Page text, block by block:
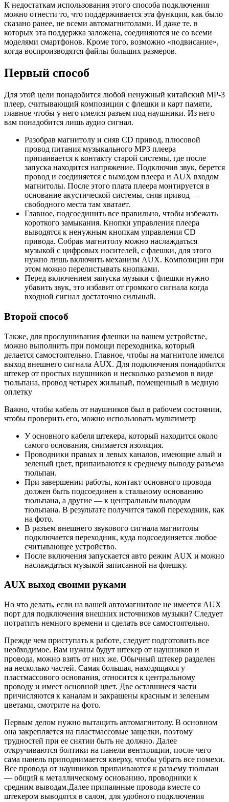
К недостаткам использования этого способа подключения
можно отнести то, что поддерживается эта функция, как было
сказано ранее, не всеми автомагнитолами. И даже те, в
которых эта поддержка заложена, соединяются не со всеми
моделями смартфонов. Кроме того, возможно «подвисание»,
когда воспроизводятся файлы больших размеров.
Первый способ
Для этой цели понадобится любой ненужный китайский MP-3
плеер, считывающий композиции с флешки и карт памяти,
главное чтобы у него имелся разъем под наушники. Из него
вам понадобится лишь аудио сигнал.
Разобрав магнитолу и сняв CD привод, плюсовой
провод питания музыкального MP3 плеера
припаивается к контакту старой системы, где после
запуска находится напряжение. Подключив звук, берется
провод и соединяется с выходом плеера и AUX входом
магнитолы. После этого плата плеера монтируется в
основание акустической системы, сняв привод —
свободного места там хватает.
Главное, подсоединить все правильно, чтобы избежать
короткого замыкания. Кнопки управления плеера
выводятся к ненужным кнопкам управления CD
привода. Собрав магнитолу можно наслаждаться
музыкой с цифровых носителей, с флешки, для этого
нужно лишь включить механизм AUX. Композиции при
этом можно перелистывать кнопками.
Перед включением запуска музыки с флешки нужно
убавить звук, это избавит от громкого сигнала когда
входной сигнал достаточно сильный.
Второй способ
Также, для прослушивания флешки на вашем устройстве,
можно выполнить при помощи переходника, который
делается самостоятельно. Главное, чтобы на магнитоле имелся
выход внешнего сигнала AUX. Для подключения понадобится
штекер от простых наушников и несколько разъемов в виде
тюльпана, провод четырех жильный, помещенный в медную
оплетку
Важно, чтобы кабель от наушников был в рабочем состоянии,
чтобы проверить его, можно использовать мультиметр
У основного кабеля штекера, который находится около
самого основания, снимается изоляция.
Проводники правых и левых каналов, имеющие алый и
зеленый цвет, припаиваются к среднему выводу разъема
тюльпан.
При завершении работы, контакт основного провода
должен быть подсоединен к стальному основанию
тюльпана, а другие — к центральным выводам
тюльпана. В результате получится такой переходник, как
на фото.
В разъем внешнего звукового сигнала магнитолы
подключается переходник, куда подсоединяется любое
считывающее устройство.
После включения запускается авто режим AUX и можно
наслаждаться музыкой записанной на флешку.
AUX выход своими руками
Но что делать, если на вашей автомагнитоле не имеется AUX
порт для подключения внешних источников музыки? Следует
потратить немного времени и сделать все самостоятельно.
Прежде чем приступать к работе, следует подготовить все
необходимое. Вам нужны будут штекер от наушников и
провода, можно взять от них же. Обычный штекер разделен
на несколько частей. Самая большая, находящаяся у
пластмассового основания, относится к центральному
проводу и имеет основной цвет. Две оставшиеся части
причисляются к каналам и закрашены красным и зеленым
цветами, смотрите на фото.
Первым делом нужно вытащить автомагнитолу. В основном
она закрепляется на пластмассовые защелки, поэтому
трудностей при ее снятии быть не должно. Далее
откручиваются болтики на панели вентиляции, после чего
сама панель приподнимается кверху, чтобы убрать все помехи.
Все провода от наушников припаиваются к разъему тюльпан
— общий к металлическому основанию, проводники к
средним выводам.Далее припаянные провода вместе со
штекером выводятся в салон, для удобного подключения